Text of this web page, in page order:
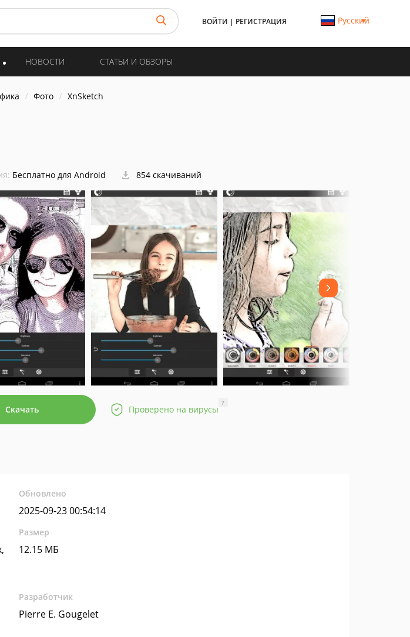
ВОЙТИ | РЕГИСТРАЦИЯ Русский
НОВОСТИ СТАТЬИ И ОБЗОРЫ
Фото XnSketch
Бесплатно для Android 854 скачиваний
Скачать Проверено на вирусы
?
Обновлено
2025-09-23 00:54:14
Размер
12.15 МБ
Разработчик
Pierre E. Gougelet